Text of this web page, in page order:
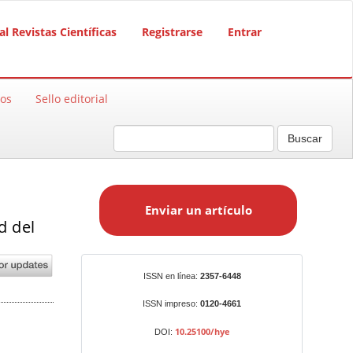
Revistas Científicas Registrarse Entrar
Sello editorial
Buscar
del
a
Enviar un artículo
ISSN en línea: 2357-6448
ISSN impreso: 0120-4661
DOI: 10.25100/hye